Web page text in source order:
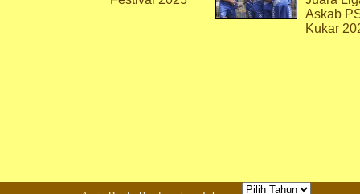
Askab
Kukar